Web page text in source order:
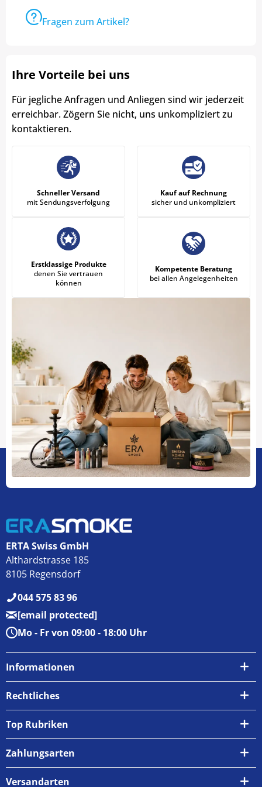
Fragen zum Artikel?
Ihre Vorteile bei uns
Für jegliche Anfragen und Anliegen sind wir jederzeit
erreichbar. Zögern Sie nicht, uns unkompliziert zu
kontaktieren.
Schneller Versand
mit Sendungsverfolgung
Kauf auf Rechnung
sicher und unkompliziert
Erstklassige Produkte
denen Sie vertrauen
können
Kompetente Beratung
bei allen Angelegenheiten
ERTA Swiss GmbH
Althardstrasse 185
8105 Regensdorf
044 575 83 96
[email protected]
Mo - Fr von 09:00 - 18:00 Uhr
Informationen
Über uns
Zahlungsarten
Versand & Abholung
Newsletter
Rechtliches
AGB
Widerrufsrecht
Top Rubriken
Zahlungsarten
Versandarten